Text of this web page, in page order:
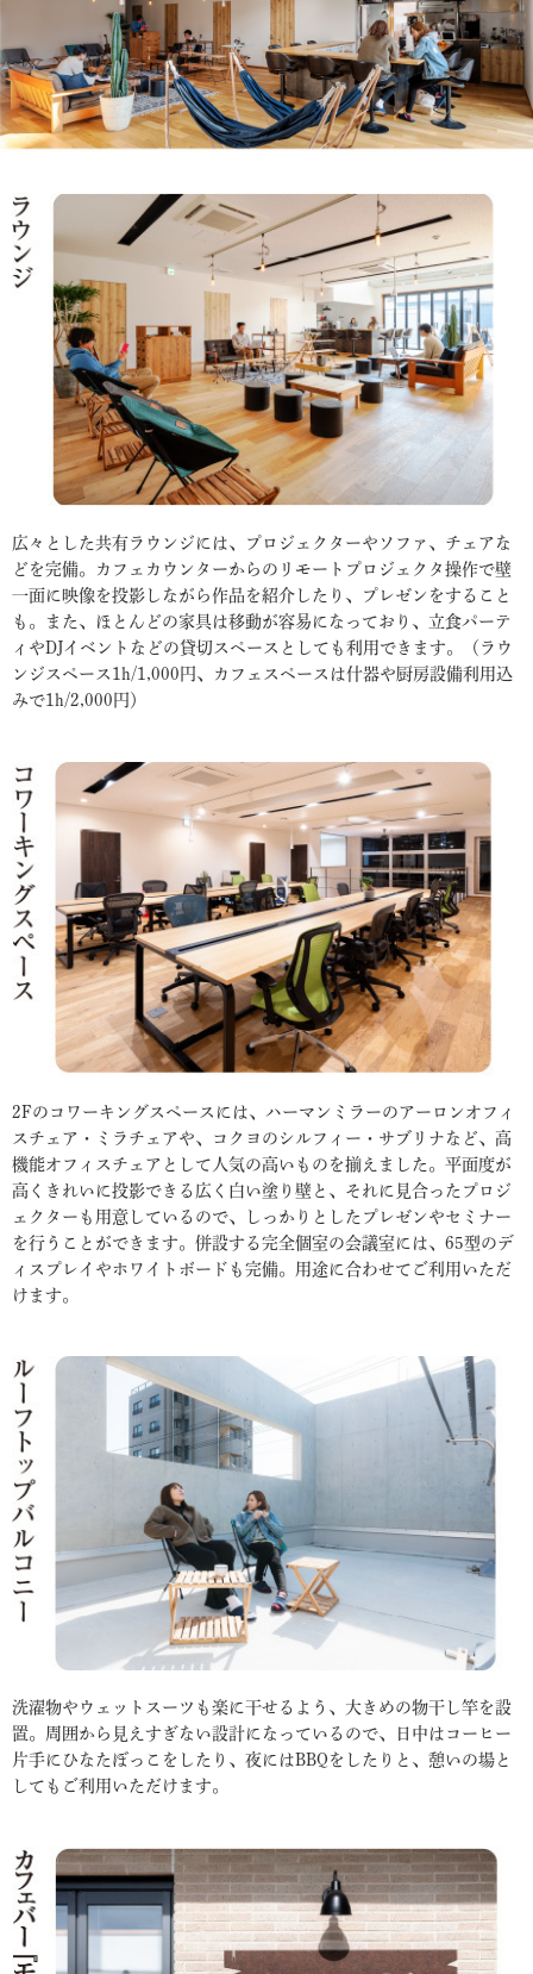
広々とした共有ラウンジには、プロジェクターやソファ、チェアな
どを完備。カフェカウンターからのリモートプロジェクタ操作で壁
一面に映像を投影しながら作品を紹介したり、プレゼンをすること
も。また、ほとんどの家具は移動が容易になっており、立食パーテ
ィやDJイベントなどの貸切スペースとしても利用できます。（ラウ
ンジスペース1h/1,000円、カフェスペースは什器や厨房設備利用込
みで1h/2,000円）
2Fのコワーキングスペースには、ハーマンミラーのアーロンオフィ
スチェア・ミラチェアや、コクヨのシルフィー・サブリナなど、高
機能オフィスチェアとして人気の高いものを揃えました。平面度が
高くきれいに投影できる広く白い塗り壁と、それに見合ったプロジ
ェクターも用意しているので、しっかりとしたプレゼンやセミナー
を行うことができます。併設する完全個室の会議室には、65型のデ
ィスプレイやホワイトボードも完備。用途に合わせてご利用いただ
けます。
洗濯物やウェットスーツも楽に干せるよう、大きめの物干し竿を設
置。周囲から見えすぎない設計になっているので、日中はコーヒー
片手にひなたぼっこをしたり、夜にはBBQをしたりと、憩いの場と
してもご利用いただけます。